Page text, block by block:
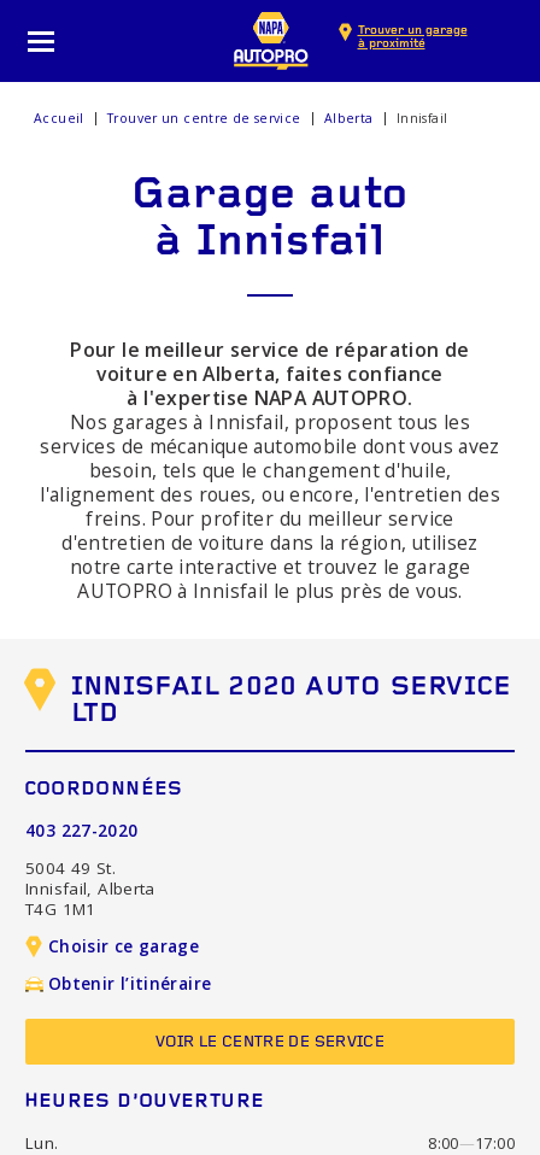
Trouver un garage
à proximité
Accueil Trouver un centre de service Alberta Innisfail
Garage auto
à Innisfail
Pour le meilleur service de réparation de
voiture en Alberta, faites confiance
à l'expertise NAPA AUTOPRO.
Nos garages à Innisfail, proposent tous les
services de mécanique automobile dont vous avez
besoin, tels que le changement d'huile,
l'alignement des roues, ou encore, l'entretien des
freins. Pour profiter du meilleur service
d'entretien de voiture dans la région, utilisez
notre carte interactive et trouvez le garage
AUTOPRO à Innisfail le plus près de vous.
INNISFAIL 2020 AUTO SERVICE
LTD
COORDONNÉES
403 227-2020
5004 49 St.
Innisfail, Alberta
T4G 1M1
Choisir ce garage
Obtenir l’itinéraire
VOIR LE CENTRE DE SERVICE
HEURES D’OUVERTURE
Lun. 8:00—17:00